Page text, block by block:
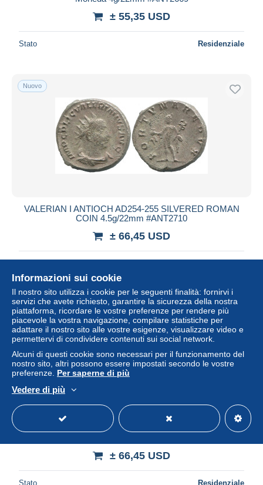
± 55,35 USD
Stato Residenziale
Nuovo
VALERIAN I ANTIOCH AD254-255 SILVERED ROMAN
COIN 4.5g/22mm #ANT2710
± 66,45 USD
Nuovo
PROBUS CYZICUS XXI AD276 SILVERED ROMAN
± 66,45 USD
Stato Residenziale
Informazioni sui cookie
Il nostro sito utilizza i cookie per le seguenti finalità: fornirvi i
servizi che avete richiesto, garantire la sicurezza della nostra
piattaforma, ricordare le vostre preferenze per rendere più
piacevole la vostra navigazione, compilare statistiche per
adattare il nostro sito alle vostre esigenze, visualizzare video e
permettervi di condividere contenuti sui social network.
Alcuni di questi cookie sono necessari per il funzionamento del
nostro sito, altri possono essere impostati secondo le vostre
preferenze. Per saperne di più
Vedere di più